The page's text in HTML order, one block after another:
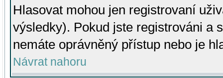
Hlasovat mohou jen registrovaní
výsledky). Pokud jste registrováni a
nemáte oprávněný přístup nebo je
Návrat nahoru